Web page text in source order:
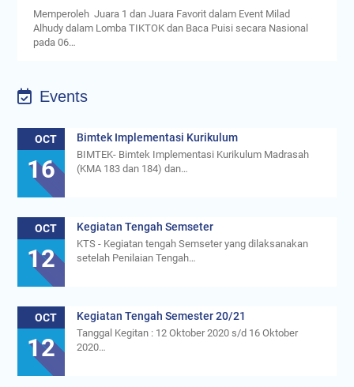
Memperoleh Juara 1 dan Juara Favorit dalam Event Milad
Alhudy dalam Lomba TIKTOK dan Baca Puisi secara Nasional
pada 06…
Events
OCT
16
Bimtek Implementasi Kurikulum
BIMTEK- Bimtek Implementasi Kurikulum Madrasah
(KMA 183 dan 184) dan…
OCT
12
Kegiatan Tengah Semseter
KTS - Kegiatan tengah Semseter yang dilaksanakan
setelah Penilaian Tengah…
OCT
12
Kegiatan Tengah Semester 20/21
Tanggal Kegitan : 12 Oktober 2020 s/d 16 Oktober
2020…